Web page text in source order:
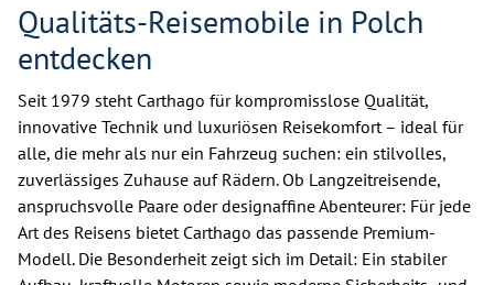
Qualitäts-Reisemobile in Polch
entdecken
Seit 1979 steht Carthago für kompromisslose Qualität,
innovative Technik und luxuriösen Reisekomfort – ideal für
alle, die mehr als nur ein Fahrzeug suchen: ein stilvolles,
zuverlässiges Zuhause auf Rädern. Ob Langzeitreisende,
anspruchsvolle Paare oder designaffine Abenteurer: Für jede
Art des Reisens bietet Carthago das passende Premium-
Modell. Die Besonderheit zeigt sich im Detail: Ein stabiler